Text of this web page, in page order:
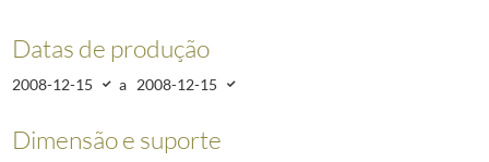
Datas de produção
2008-12-15 a 2008-12-15
Dimensão e suporte